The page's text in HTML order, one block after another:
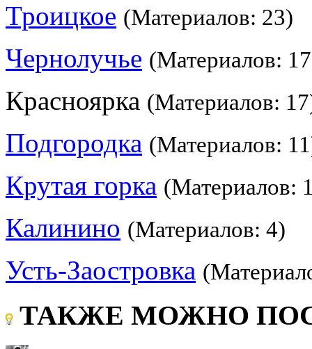
Троицкое (Материалов: 23)
Чернолучье (Материалов:
Красноярка (Материалов:
Подгородка (Материалов:
Крутая горка (Материалов:
Калинино (Материалов: 4)
Усть-Заостровка
ТАКЖЕ МОЖНО